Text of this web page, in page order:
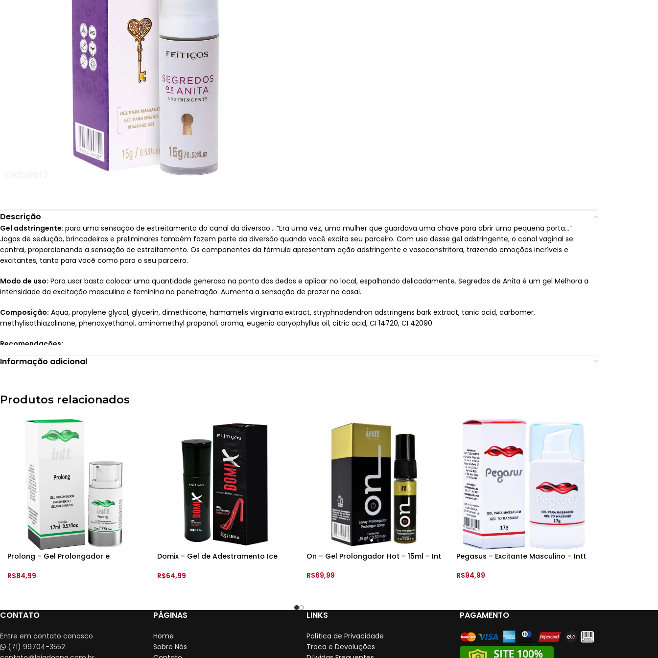
Descrição
Gel adstringente: para uma sensação de estreitamento do canal da diversão… “Era uma vez, uma mulher que guardava uma chave para abrir uma pequena porta…”
Jogos de sedução, brincadeiras e preliminares também fazem parte da diversão quando você excita seu parceiro. Com uso desse gel adstringente, o canal vaginal se
contrai, proporcionando a sensação de estreitamento. Os componentes da fórmula apresentam ação adstringente e vasoconstritora, trazendo emoções incríveis e
excitantes, tanto para você como para o seu parceiro.
Modo de uso: Para usar basta colocar uma quantidade generosa na ponta dos dedos e aplicar no local, espalhando delicadamente. Segredos de Anita é um gel Melhora a
intensidade da excitação masculina e feminina na penetração. Aumenta a sensação de prazer no casal.
Composição: Aqua, propylene glycol, glycerin, dimethicone, hamamelis virginiana extract, stryphnodendron adstringens bark extract, tanic acid, carbomer,
methylisothiazolinone, phenoxyethanol, aminomethyl propanol, aroma, eugenia caryophyllus oil, citric acid, CI 14720, CI 42090.
Recomendações:
Evite contato com os olhos.
Mantenha fora do alcance das crianças.
Postagem após 01 dia útil da confirmação do pagamento. Imagem meramente ilustrativa.
Informação adicional
Produtos relacionados
Prolong – Gel Prolongador e
R$84,99
Domix – Gel de Adestramento Ice
R$64,99
On – Gel Prolongador Hot – 15ml – Int
R$69,99
Pegasus – Excitante Masculino – Intt
R$94,99
CONTATO
Entre em contato conosco
(71) 99704-3552
PÁGINAS
Home
Sobre Nós
LINKS
Política de Privacidade
Troca e Devoluções
PAGAMENTO